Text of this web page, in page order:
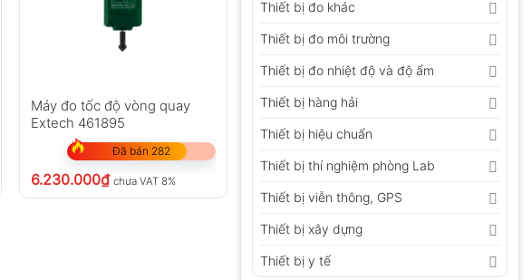
Thiết bị đo khác
Thiết bị đo môi trường
Thiết bị đo nhiệt độ và độ ẩm
Thiết bị hàng hải
Thiết bị hiệu chuẩn
Thiết bị thí nghiệm phòng Lab
Thiết bị viễn thông, GPS
Thiết bị xây dựng
Thiết bị y tế
Máy đo tốc độ vòng quay
Extech 461895
Đã bán 282
6.230.000₫ chưa VAT 8%